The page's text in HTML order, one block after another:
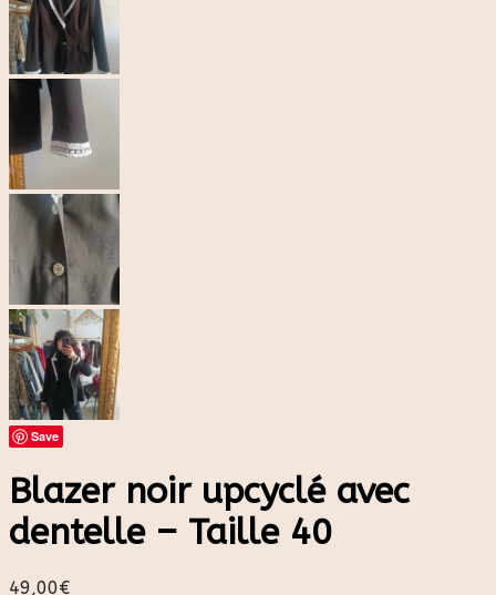
Save
Blazer noir upcyclé avec
dentelle – Taille 40
49,00€